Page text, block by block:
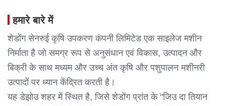
हमारे बारे में
शेडोंग सेनरुई कृषि उपकरण कंपनी लिमिटेड एक साइलेज मशीन
निर्माता है जो समग्र रूप से अनुसंधान एवं विकास, उत्पादन और
बिक्री के साथ मध्यम और उच्च अंत कृषि और पशुपालन मशीनरी
उत्पादों पर ध्यान केंद्रित करती है।
यह डेझोउ शहर में स्थित है, जिसे शेडोंग प्रांत के "जिउ दा तियान